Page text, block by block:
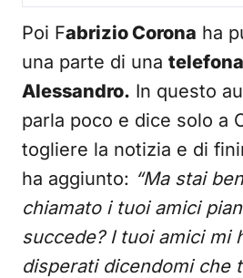
Poi Fabrizio Corona ha
una parte di una
Alessandro. In questo
parla poco e dice solo a
togliere la notizia e di
ha aggiunto: “Ma stai
chiamato i tuoi amici
succede? I tuoi amici mi
disperati dicendomi che